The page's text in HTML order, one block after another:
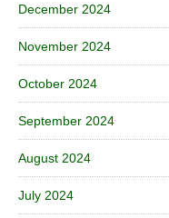
December 2024
November 2024
October 2024
September 2024
August 2024
July 2024